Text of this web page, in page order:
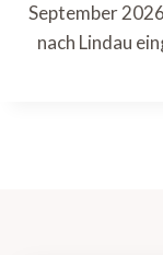
September
nach Lindau